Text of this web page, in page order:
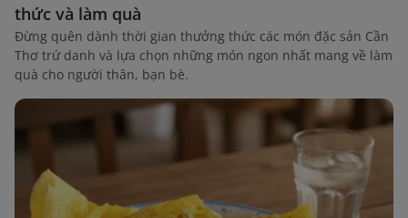
thức và làm quà
Đừng quên dành thời gian thưởng thức các món đặc sản Cần
Thơ trứ danh và lựa chọn những món ngon nhất mang về làm
quà cho người thân, bạn bè.